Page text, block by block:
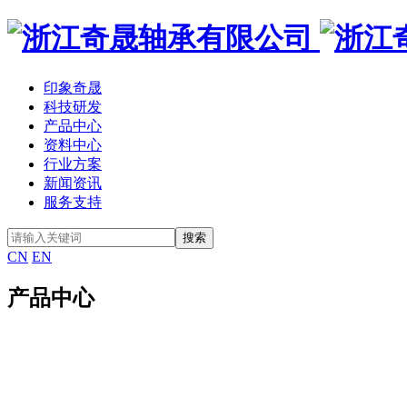
印象奇晟
科技研发
产品中心
资料中心
行业方案
新闻资讯
服务支持
CN EN
产品中心